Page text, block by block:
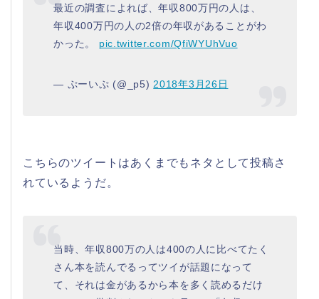
最近の調査によれば、年収800万円の人は、
年収400万円の人の2倍の年収があることがわ
かった。 pic.twitter.com/QfiWYUhVuo
— ぷーいぷ (@_p5) 2018年3月26日
こちらのツイートはあくまでもネタとして投稿さ
れているようだ。
当時、年収800万の人は400の人に比べてたく
さん本を読んでるってツイが話題になって
て、それは金があるから本を多く読めるだけ